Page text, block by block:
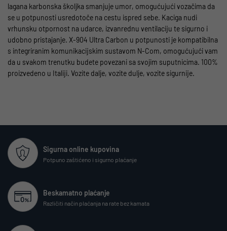
lagana karbonska školjka smanjuje umor, omogućujući vozačima da
se u potpunosti usredotoče na cestu ispred sebe. Kaciga nudi
vrhunsku otpornost na udarce, izvanrednu ventilaciju te sigurno i
udobno pristajanje. X-904 Ultra Carbon u potpunosti je kompatibilna
s integriranim komunikacijskim sustavom N-Com, omogućujući vam
da u svakom trenutku budete povezani sa svojim suputnicima. 100%
proizvedeno u Italiji. Vozite dalje, vozite dulje, vozite sigurnije.
Sigurna online kupovina
Potpuno zaštićeno i sigurno plaćanje
Beskamatno plaćanje
Različiti način plaćanja na rate bez kamata